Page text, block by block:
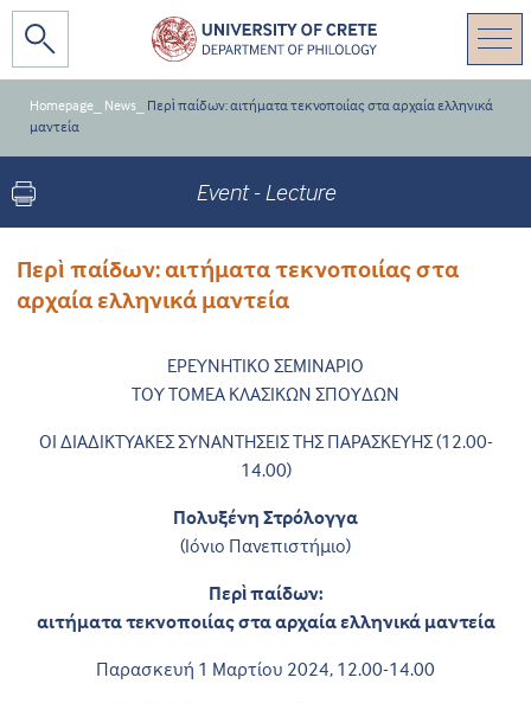
Homepage News
Περὶ παίδων: αιτήματα τεκνοποιίας στα αρχαία ελληνικά
μαντεία
Event - Lecture
Περὶ παίδων: αιτήματα τεκνοποιίας στα
αρχαία ελληνικά μαντεία
ΕΡΕΥΝΗΤΙΚΟ ΣΕΜΙΝΑΡΙΟ
ΤΟΥ ΤΟΜΕΑ ΚΛΑΣΙΚΩΝ ΣΠΟΥΔΩΝ
ΟΙ ΔΙΑΔΙΚΤΥΑΚΕΣ ΣΥΝΑΝΤΗΣΕΙΣ ΤΗΣ ΠΑΡΑΣΚΕΥΗΣ (12.00-
14.00)
Πολυξένη Στρόλογγα
(Ιόνιο Πανεπιστήμιο)
Περὶ παίδων:
αιτήματα τεκνοποιίας στα αρχαία ελληνικά μαντεία
Παρασκευή 1 Μαρτίου 2024, 12.00-14.00